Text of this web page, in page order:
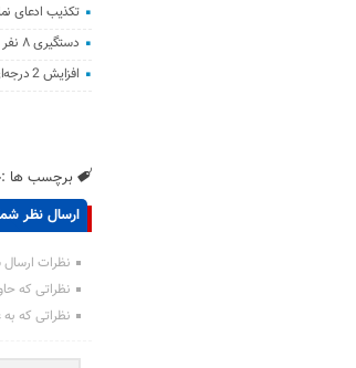
تکذیب ادعای
دستگیری ۸ نفر از اشرار مسلح شاخص و مرتبطین گروهک‌های تروریستی
افزایش 2 درجه‌ای دما در برخی مناطق/ هوای معتدل در نوار شمالی ایران
برچسب ها :
ارسال نظر
نظرات
نظراتی که
نظراتی که